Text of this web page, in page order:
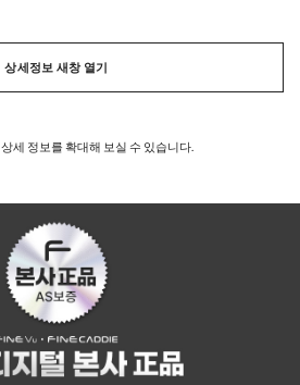
상세정보 새창 열기
상세 정보를 확대해 보실 수 있습니다.